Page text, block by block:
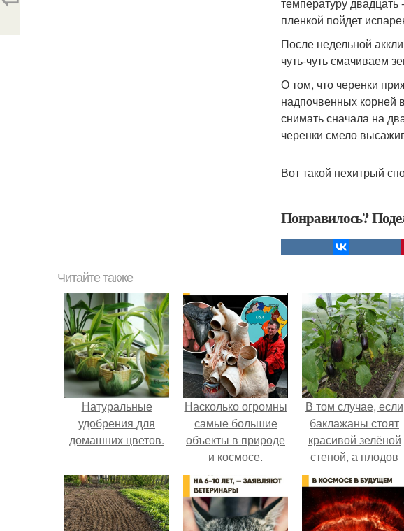
пленкой пойдет
После недельной
чуть-чуть смачиваем
О том, что черенки
надпочвенных корней
снимать сначала на
черенки смело
Вот такой нехитрый
Понравилось?
Читайте также
Натуральные
удобрения для
домашних цветов.
Насколько огромны
самые большие
объекты в природе
и космосе.
В том случае, если
баклажаны стоят
красивой зелёной
стеной, а плодов
почти не видно -
радоваться тут
нечему.